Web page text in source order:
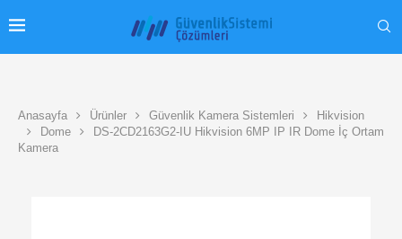
Anasayfa Ürünler Güvenlik Kamera Sistemleri
Hikvision
Dome
DS-2CD2163G2-IU Hikvision 6MP IP IR Dome İç Ortam
Kamera